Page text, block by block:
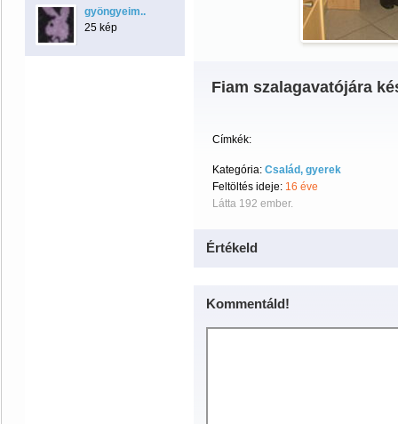
gyöngyeim..
25 kép
Fiam szalagavatójára
Címkék:
Kategória: Család, gyerek
Feltöltés ideje: 16 éve
Látta 192 ember.
Értékeld
Kommentáld!